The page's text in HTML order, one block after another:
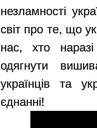
незламності
світ про те, що
нас, хто
одягнути
українців та
єднанні!